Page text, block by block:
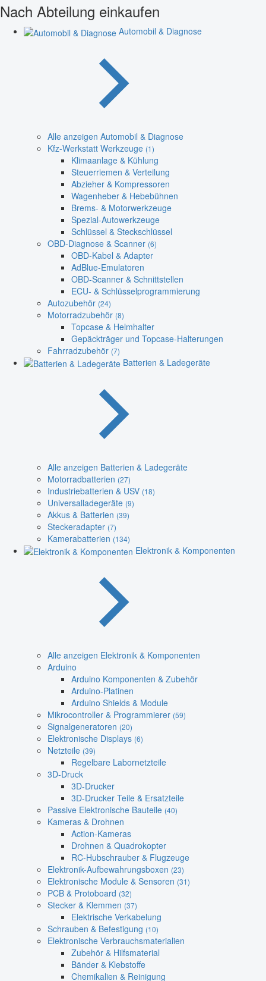
Nach Abteilung einkaufen
Automobil & Diagnose
Alle anzeigen Automobil & Diagnose
Kfz-Werkstatt Werkzeuge (1)
Klimaanlage & Kühlung
Steuerriemen & Verteilung
Abzieher & Kompressoren
Wagenheber & Hebebühnen
Brems- & Motorwerkzeuge
Spezial-Autowerkzeuge
Schlüssel & Steckschlüssel
OBD-Diagnose & Scanner (6)
OBD-Kabel & Adapter
AdBlue-Emulatoren
OBD-Scanner & Schnittstellen
ECU- & Schlüsselprogrammierung
Autozubehör (24)
Motorradzubehör (8)
Topcase & Helmhalter
Gepäckträger und Topcase-Halterungen
Fahrradzubehör (7)
Batterien & Ladegeräte
Alle anzeigen Batterien & Ladegeräte
Motorradbatterien (27)
Industriebatterien & USV (18)
Universalladegeräte (9)
Akkus & Batterien (39)
Steckeradapter (7)
Kamerabatterien (134)
Elektronik & Komponenten
Alle anzeigen Elektronik & Komponenten
Arduino
Arduino Komponenten & Zubehör
Arduino-Platinen
Arduino Shields & Module
Mikrocontroller & Programmierer (59)
Signalgeneratoren (20)
Elektronische Displays (6)
Netzteile (39)
Regelbare Labornetzteile
3D-Druck
3D-Drucker
3D-Drucker Teile & Ersatzteile
Passive Elektronische Bauteile (40)
Kameras & Drohnen
Action-Kameras
Drohnen & Quadrokopter
RC-Hubschrauber & Flugzeuge
Elektronik-Aufbewahrungsboxen (23)
Elektronische Module & Sensoren (31)
PCB & Protoboard (32)
Stecker & Klemmen (37)
Elektrische Verkabelung
Schrauben & Befestigung (10)
Elektronische Verbrauchsmaterialien
Zubehör & Hilfsmaterial
Bänder & Klebstoffe
Chemikalien & Reinigung